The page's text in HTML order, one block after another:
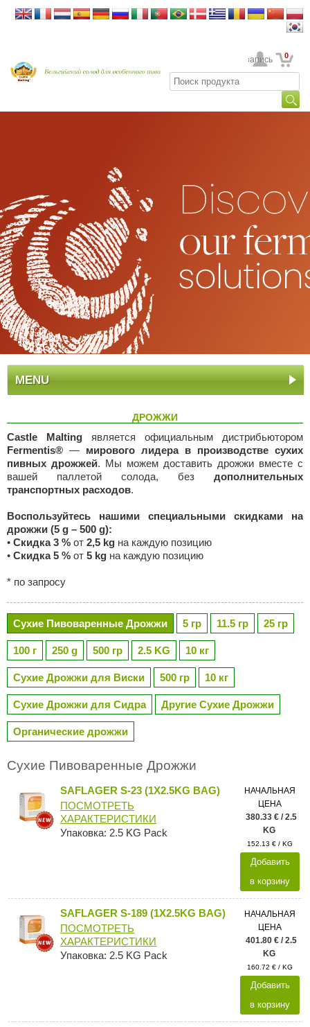
Ваша учетная запись 0
MENU
ДРОЖЖИ
Castle Malting является официальным дистрибьютором
Fermentis® — мирового лидера в производстве сухих
пивных дрожжей. Мы можем доставить дрожжи вместе с
вашей паллетой солода, без дополнительных
транспортных расходов.
Воспользуйтесь нашими специальными скидками на
дрожжи (5 g – 500 g):
• Скидка 3 % от 2,5 kg на каждую позицию
• Скидка 5 % от 5 kg на каждую позицию
* по запросу
Сухие Пивоваренные Дрожжи 5 гр 11.5 гр 25 гр
100 г 250 g 500 гр 2.5 KG 10 кг
Сухие Дрожжи для Виски 500 гр 10 кг
Сухие Дрожжи для Сидра Другие Сухие Дрожжи
Органические дрожжи
Сухие Пивоваренные Дрожжи
SAFLAGER S-23 (1X2.5KG BAG)
ПОСМОТРЕТЬ
ХАРАКТЕРИСТИКИ
Упаковка: 2.5 KG Pack
НАЧАЛЬНАЯ
ЦЕНА
380.33 € / 2.5
KG
152.13 € / KG
Добавить
в корзину
SAFLAGER S-189 (1X2.5KG BAG)
ПОСМОТРЕТЬ
ХАРАКТЕРИСТИКИ
Упаковка: 2.5 KG Pack
НАЧАЛЬНАЯ
ЦЕНА
401.80 € / 2.5
KG
160.72 € / KG
Добавить
в корзину